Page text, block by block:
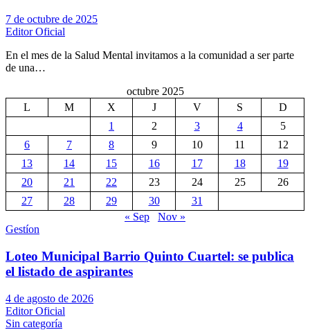
7 de octubre de 2025
Editor Oficial
En el mes de la Salud Mental invitamos a la comunidad a ser parte
de una…
octubre 2025
L
M X J V S
D
1
2 3 4
5
6
7 8 9 10 11
12
13
14 15 16 17 18
19
20
21 22 23 24 25
26
27
28 29 30
31
« Sep
Nov »
Gestíon
Loteo Municipal Barrio Quinto Cuartel: se publica
el listado de aspirantes
4 de agosto de 2026
Editor Oficial
Sin categoría